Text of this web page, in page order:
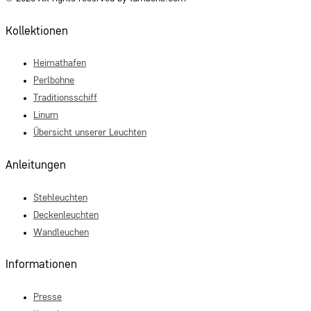
Kollektionen
Heimathafen
Perlbohne
Traditionsschiff
Linum
Übersicht unserer Leuchten
Anleitungen
Stehleuchten
Deckenleuchten
Wandleuchen
Informationen
Presse